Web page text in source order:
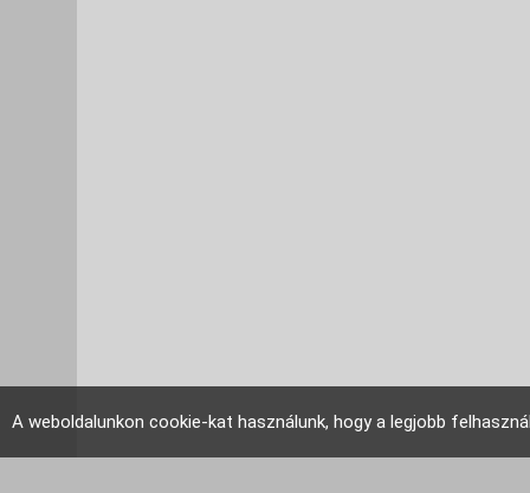
A weboldalunkon cookie-kat használunk, hogy a legjobb